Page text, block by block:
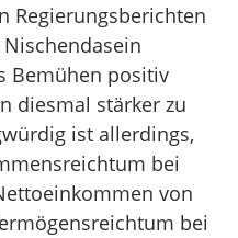
Regierungsberichten
Bemühen positiv
diesmal stärker zu
ist allerdings,
bei
von
bei